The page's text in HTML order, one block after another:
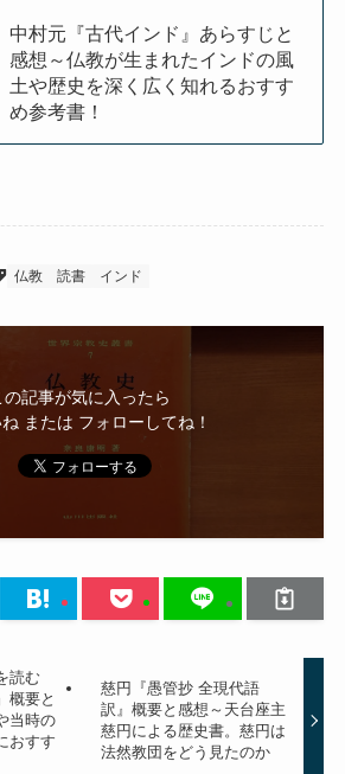
中村元『古代インド』あらすじと
感想～仏教が生まれたインドの風
土や歴史を深く広く知れるおすす
め参考書！
仏教 読書 インド
の記事が気に入ったら
または フォローしてね！
読む
概要と
当時の
おすす
慈円『愚管抄 全現代語
訳』概要と感想～天台座主
慈円による歴史書。慈円は
法然教団をどう見たのか